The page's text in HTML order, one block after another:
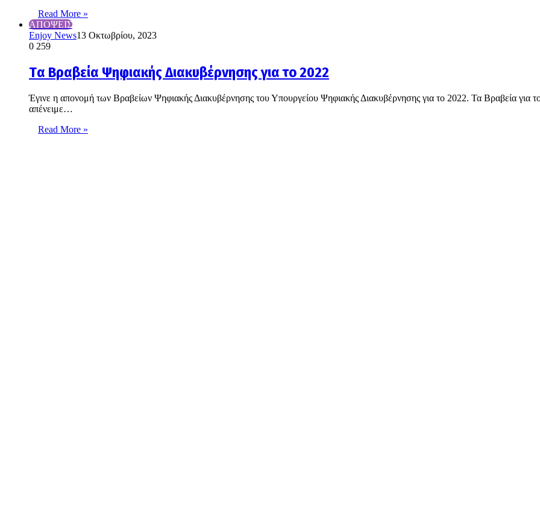
Read More »
ΑΠΟΨΕΙΣ
Enjoy News13 Οκτωβρίου, 2023
0 259
Tα Βραβεία Ψηφιακής Διακυβέρνησης για το 2022
Έγινε η απονομή των Βραβείων Ψηφιακής Διακυβέρνησης του Υπουργείου Ψηφιακής Διακυβέρνησης για το 2022. Τα Βραβεία για
απένειμε…
Read More »